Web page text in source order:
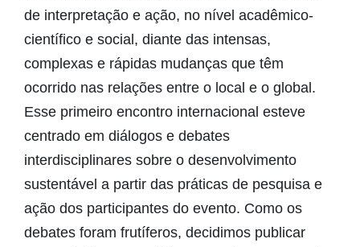
de interpretação e ação, no nível acadêmico-
científico e social, diante das intensas,
complexas e rápidas mudanças que têm
ocorrido nas relações entre o local e o global.
Esse primeiro encontro internacional esteve
centrado em diálogos e debates
interdisciplinares sobre o desenvolvimento
sustentável a partir das práticas de pesquisa e
ação dos participantes do evento. Como os
debates foram frutíferos, decidimos publicar